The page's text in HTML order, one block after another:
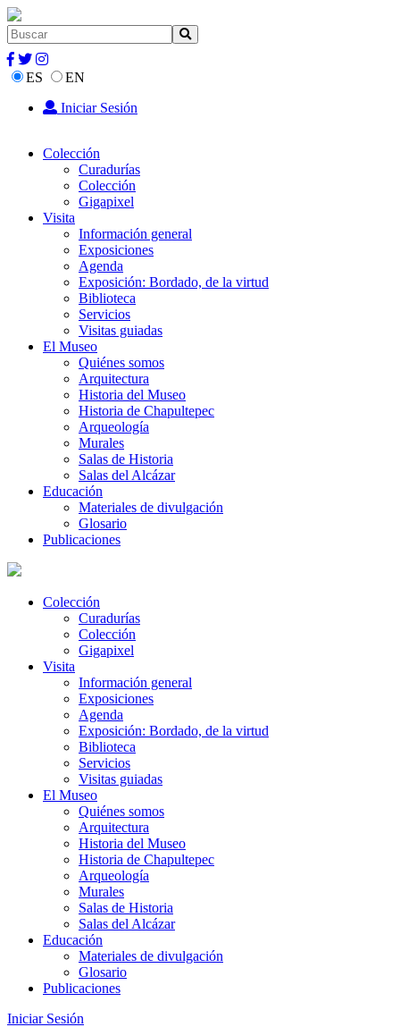
ES
EN
Iniciar Sesión
Colección
Curadurías
Colección
Gigapixel
Visita
Información general
Exposiciones
Agenda
Exposición: Bordado, de la virtud
Biblioteca
Servicios
Visitas guiadas
El Museo
Quiénes somos
Arquitectura
Historia del Museo
Historia de Chapultepec
Arqueología
Murales
Salas de Historia
Salas del Alcázar
Educación
Materiales de divulgación
Glosario
Publicaciones
Colección
Curadurías
Colección
Gigapixel
Visita
Información general
Exposiciones
Agenda
Exposición: Bordado, de la virtud
Biblioteca
Servicios
Visitas guiadas
El Museo
Quiénes somos
Arquitectura
Historia del Museo
Historia de Chapultepec
Arqueología
Murales
Salas de Historia
Salas del Alcázar
Educación
Materiales de divulgación
Glosario
Publicaciones
Iniciar Sesión